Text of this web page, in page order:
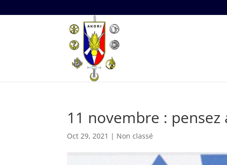
11 novembre :
Oct 29, 2021 | Non classé